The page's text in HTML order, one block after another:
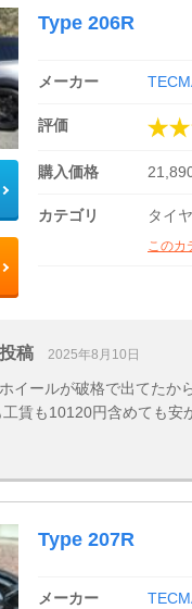
Type 206R
メーカー
評価
購入価格
カテゴリ タイ
このカ
稿 2025年8月10日
イールが破格で出てたか
賃も10120円含めても安
Type 207R
メーカー